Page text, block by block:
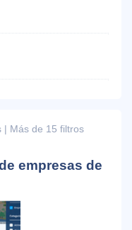
| Más de 15 filtros
empresas de